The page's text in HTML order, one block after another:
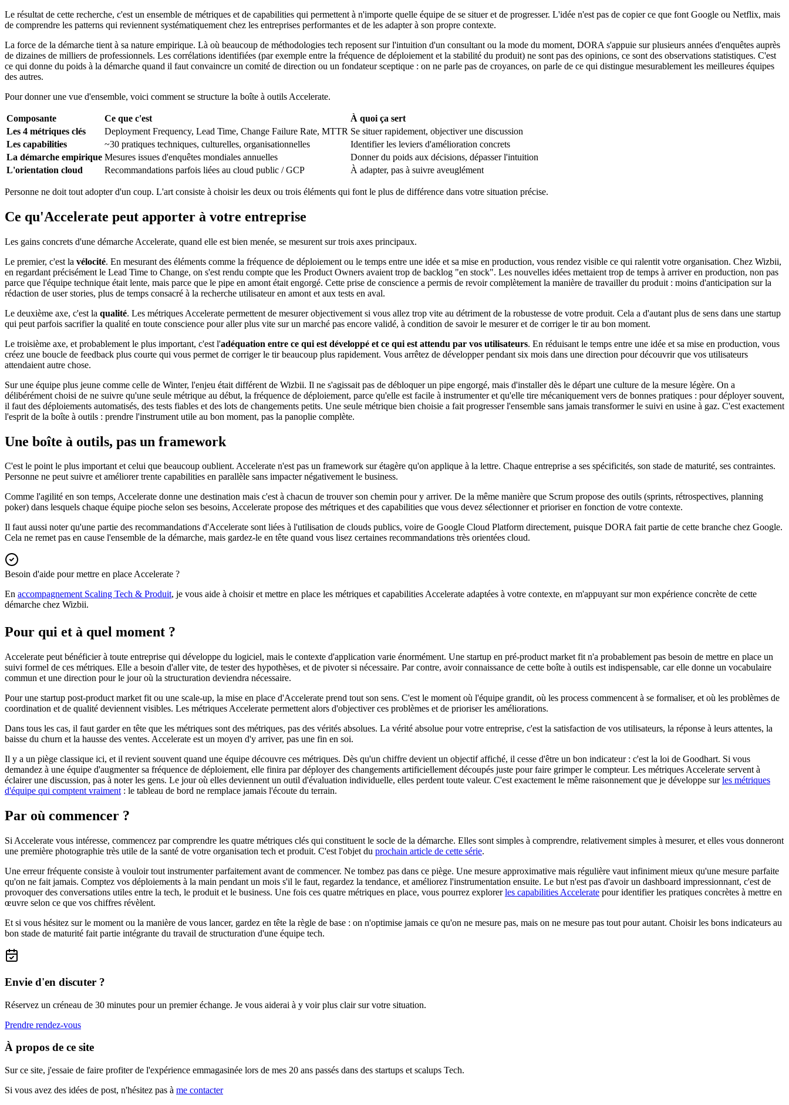
Le résultat de cette recherche, c'est un ensemble de métriques et de capabilities qui permettent à n'importe quelle équipe de se situer et de progresser. L'idée n'est pas de copier ce que font Google ou Netflix, mais
de comprendre les patterns qui reviennent systématiquement chez les entreprises performantes et de les adapter à son propre contexte.
La force de la démarche tient à sa nature empirique. Là où beaucoup de méthodologies tech reposent sur l'intuition d'un consultant ou la mode du moment, DORA s'appuie sur plusieurs années d'enquêtes auprès
de dizaines de milliers de professionnels. Les corrélations identifiées (par exemple entre la fréquence de déploiement et la stabilité du produit) ne sont pas des opinions, ce sont des observations statistiques. C'est
ce qui donne du poids à la démarche quand il faut convaincre un comité de direction ou un fondateur sceptique : on ne parle pas de croyances, on parle de ce qui distingue mesurablement les meilleures équipes
des autres.
Pour donner une vue d'ensemble, voici comment se structure la boîte à outils Accelerate.
Composante Ce que c'est
À quoi ça sert
Les 4 métriques clés
Deployment Frequency, Lead Time, Change Failure Rate, MTTR Se situer rapidement, objectiver une discussion
Les capabilities
~30 pratiques techniques, culturelles, organisationnelles
Identifier les leviers d'amélioration concrets
La démarche empirique Mesures issues d'enquêtes mondiales annuelles
Donner du poids aux décisions, dépasser l'intuition
L'orientation cloud
Recommandations parfois liées au cloud public / GCP À adapter, pas à suivre aveuglément
Personne ne doit tout adopter d'un coup. L'art consiste à choisir les deux ou trois éléments qui font le plus de différence dans votre situation précise.
Ce qu'Accelerate peut apporter à votre entreprise
Les gains concrets d'une démarche Accelerate, quand elle est bien menée, se mesurent sur trois axes principaux.
Le premier, c'est la vélocité. En mesurant des éléments comme la fréquence de déploiement ou le temps entre une idée et sa mise en production, vous rendez visible ce qui ralentit votre organisation. Chez Wizbii,
en regardant précisément le Lead Time to Change, on s'est rendu compte que les Product Owners avaient trop de backlog "en stock". Les nouvelles idées mettaient trop de temps à arriver en production, non pas
parce que l'équipe technique était lente, mais parce que le pipe en amont était engorgé. Cette prise de conscience a permis de revoir complètement la manière de travailler du produit : moins d'anticipation sur la
rédaction de user stories, plus de temps consacré à la recherche utilisateur en amont et aux tests en aval.
Le deuxième axe, c'est la qualité. Les métriques Accelerate permettent de mesurer objectivement si vous allez trop vite au détriment de la robustesse de votre produit. Cela a d'autant plus de sens dans une startup
qui peut parfois sacrifier la qualité en toute conscience pour aller plus vite sur un marché pas encore validé, à condition de savoir le mesurer et de corriger le tir au bon moment.
Le troisième axe, et probablement le plus important, c'est l'adéquation entre ce qui est développé et ce qui est attendu par vos utilisateurs. En réduisant le temps entre une idée et sa mise en production, vous
créez une boucle de feedback plus courte qui vous permet de corriger le tir beaucoup plus rapidement. Vous arrêtez de développer pendant six mois dans une direction pour découvrir que vos utilisateurs
attendaient autre chose.
Sur une équipe plus jeune comme celle de Winter, l'enjeu était différent de Wizbii. Il ne s'agissait pas de débloquer un pipe engorgé, mais d'installer dès le départ une culture de la mesure légère. On a
délibérément choisi de ne suivre qu'une seule métrique au début, la fréquence de déploiement, parce qu'elle est facile à instrumenter et qu'elle tire mécaniquement vers de bonnes pratiques : pour déployer souvent,
il faut des déploiements automatisés, des tests fiables et des lots de changements petits. Une seule métrique bien choisie a fait progresser l'ensemble sans jamais transformer le suivi en usine à gaz. C'est exactement
l'esprit de la boîte à outils : prendre l'instrument utile au bon moment, pas la panoplie complète.
Une boîte à outils, pas un framework
C'est le point le plus important et celui que beaucoup oublient. Accelerate n'est pas un framework sur étagère qu'on applique à la lettre. Chaque entreprise a ses spécificités, son stade de maturité, ses contraintes.
Personne ne peut suivre et améliorer trente capabilities en parallèle sans impacter négativement le business.
Comme l'agilité en son temps, Accelerate donne une destination mais c'est à chacun de trouver son chemin pour y arriver. De la même manière que Scrum propose des outils (sprints, rétrospectives, planning
poker) dans lesquels chaque équipe pioche selon ses besoins, Accelerate propose des métriques et des capabilities que vous devez sélectionner et prioriser en fonction de votre contexte.
Il faut aussi noter qu'une partie des recommandations d'Accelerate sont liées à l'utilisation de clouds publics, voire de Google Cloud Platform directement, puisque DORA fait partie de cette branche chez Google.
Cela ne remet pas en cause l'ensemble de la démarche, mais gardez-le en tête quand vous lisez certaines recommandations très orientées cloud.
Besoin d'aide pour mettre en place Accelerate ?
En accompagnement Scaling Tech & Produit, je vous aide à choisir et mettre en place les métriques et capabilities Accelerate adaptées à votre contexte, en m'appuyant sur mon expérience concrète de cette
démarche chez Wizbii.
Pour qui et à quel moment ?
Accelerate peut bénéficier à toute entreprise qui développe du logiciel, mais le contexte d'application varie énormément. Une startup en pré-product market fit n'a probablement pas besoin de mettre en place un
suivi formel de ces métriques. Elle a besoin d'aller vite, de tester des hypothèses, et de pivoter si nécessaire. Par contre, avoir connaissance de cette boîte à outils est indispensable, car elle donne un vocabulaire
commun et une direction pour le jour où la structuration deviendra nécessaire.
Pour une startup post-product market fit ou une scale-up, la mise en place d'Accelerate prend tout son sens. C'est le moment où l'équipe grandit, où les process commencent à se formaliser, et où les problèmes de
coordination et de qualité deviennent visibles. Les métriques Accelerate permettent alors d'objectiver ces problèmes et de prioriser les améliorations.
Dans tous les cas, il faut garder en tête que les métriques sont des métriques, pas des vérités absolues. La vérité absolue pour votre entreprise, c'est la satisfaction de vos utilisateurs, la réponse à leurs attentes, la
baisse du churn et la hausse des ventes. Accelerate est un moyen d'y arriver, pas une fin en soi.
Il y a un piège classique ici, et il revient souvent quand une équipe découvre ces métriques. Dès qu'un chiffre devient un objectif affiché, il cesse d'être un bon indicateur : c'est la loi de Goodhart. Si vous
demandez à une équipe d'augmenter sa fréquence de déploiement, elle finira par déployer des changements artificiellement découpés juste pour faire grimper le compteur. Les métriques Accelerate servent à
éclairer une discussion, pas à noter les gens. Le jour où elles deviennent un outil d'évaluation individuelle, elles perdent toute valeur. C'est exactement le même raisonnement que je développe surles métriques
d'équipe qui comptent vraiment : le tableau de bord ne remplace jamais l'écoute du terrain.
Par où commencer ?
Si Accelerate vous intéresse, commencez par comprendre les quatre métriques clés qui constituent le socle de la démarche. Elles sont simples à comprendre, relativement simples à mesurer, et elles vous donneront
une première photographie très utile de la santé de votre organisation tech et produit. C'est l'objet du prochain article de cette série.
Une erreur fréquente consiste à vouloir tout instrumenter parfaitement avant de commencer. Ne tombez pas dans ce piège. Une mesure approximative mais régulière vaut infiniment mieux qu'une mesure parfaite
qu'on ne fait jamais. Comptez vos déploiements à la main pendant un mois s'il le faut, regardez la tendance, et améliorez l'instrumentation ensuite. Le but n'est pas d'avoir un dashboard impressionnant, c'est de
provoquer des conversations utiles entre la tech, le produit et le business. Une fois ces quatre métriques en place, vous pourrez explorerles capabilities Accelerate pour identifier les pratiques concrètes à mettre en
œuvre selon ce que vos chiffres révèlent.
Et si vous hésitez sur le moment ou la manière de vous lancer, gardez en tête la règle de base : on n'optimise jamais ce qu'on ne mesure pas, mais on ne mesure pas tout pour autant. Choisir les bons indicateurs au
bon stade de maturité fait partie intégrante du travail de structuration d'une équipe tech.
Envie d'en discuter ?
Réservez un créneau de 30 minutes pour un premier échange. Je vous aiderai à y voir plus clair sur votre situation.
Prendre rendez-vous
À propos de ce site
Sur ce site, j'essaie de faire profiter de l'expérience emmagasinée lors de mes 20 ans passés dans des startups et scalups Tech.
Si vous avez des idées de post, n'hésitez pas à me contacter